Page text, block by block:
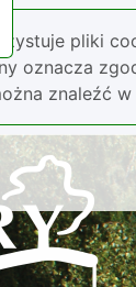
pliki
oznacza
znaleźć w